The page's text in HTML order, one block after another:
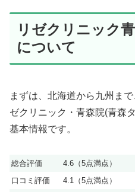
リゼクリニック
について
まずは、北海道から九州ま
ゼクリニック・青森院(青森
基本情報です。
総合評価
4.6（5点満点）
口コミ評価
4.1（5点満点）